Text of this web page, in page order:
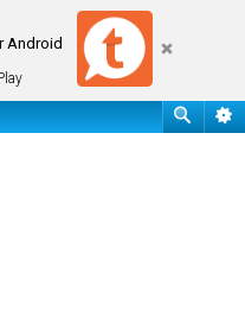
Android
מחק את כל עוגיות